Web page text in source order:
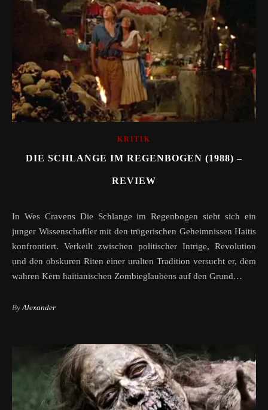
KRITIK
DIE SCHLANGE IM REGENBOGEN (1988) –
REVIEW
In Wes Cravens Die Schlange im Regenbogen sieht sich ein
junger Wissenschaftler mit den trügerischen Geheimnissen Haitis
konfrontiert. Verkeilt zwischen politischer Intrige, Revolution
und den obskuren Riten einer uralten Tradition versucht er, dem
wahren Kern haitianischen Zombieglaubens auf den Grund…
ByAlexander